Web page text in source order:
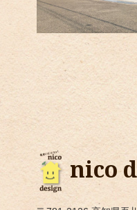
nico